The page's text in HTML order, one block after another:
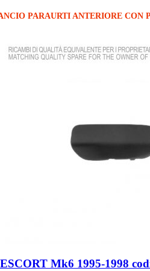
PARAURTI ANTERIORE CON
Mk6 1995-1998